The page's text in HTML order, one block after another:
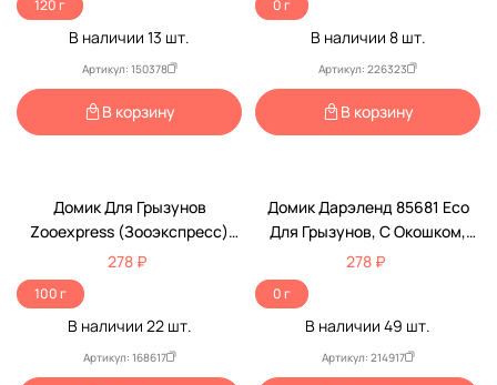
120 г
В наличии 13 шт.
Артикул: 150378
В корзину
0 г
В наличии 8шт.
Артикул: 226323
В корзину
Домик Для Грызунов
Zooexpress (Зооэкспресс)
Для Хомяка С Дверцей
18*12*9см 14001
278 ₽
100 г
В наличии 22шт.
Артикул: 168617
Домик Дарэленд 85681 Есо
Для Грызунов, С Окошком,
15*11*9см Фанера
278 ₽
0 г
В наличии 49 шт.
Артикул: 214917